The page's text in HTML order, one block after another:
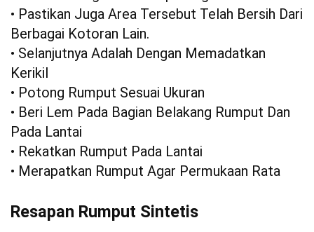
• Pastikan Juga Area Tersebut Telah Bersih Dari
Berbagai Kotoran Lain.
• Selanjutnya Adalah Dengan Memadatkan
Kerikil
• Potong Rumput Sesuai Ukuran
• Beri Lem Pada Bagian Belakang Rumput Dan
Pada Lantai
• Rekatkan Rumput Pada Lantai
• Merapatkan Rumput Agar Permukaan Rata
Resapan Rumput Sintetis